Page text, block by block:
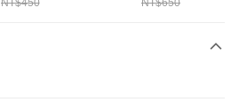
FZ3073133